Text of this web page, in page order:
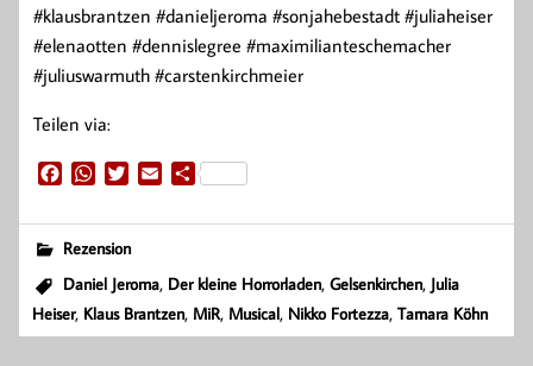
#klausbrantzen #danieljeroma #sonjahebestadt #juliaheiser
#elenaotten #dennislegree #maximilianteschemacher
#juliuswarmuth #carstenkirchmeier
Teilen via:
c
e
o
o
k
W
a
t
A
p
p
i
t
e
r
a
T
i
n
Rezension
Daniel Jeroma, Der kleine Horrorladen,Gelsenkirchen, Julia
Heiser, Klaus Brantzen, MiR, Musical, Nikko Fortezza,Tamara Köhn